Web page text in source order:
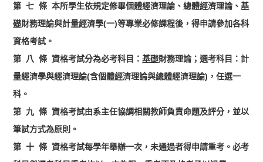
第 七 條 本所學生依規定修畢個體經濟理論、總體經濟理論、基
礎財務理論與計量經濟學(一)等專業必修課程後，得申請參加各科
資格考試。
第 八 條 資格考試分為必考科目：基礎財務理論；選考科目：計
量經濟學與經濟理論(含個體經濟理論與總體經濟理論)，任選一
科。
第 九 條 資格考試由系主任協調相關教師負責命題及評分，並以
筆試方式為原則。
第 十 條 資格考試每學年舉辦一次，未通過者得申請重考。必考